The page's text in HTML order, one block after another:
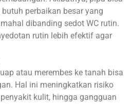
butuh perbaikan besar yang
dibanding sedot WC rutin.
rutin lebih efektif agar
atau merembes ke tanah bisa
Hal ini meningkatkan risiko
kulit, hingga gangguan